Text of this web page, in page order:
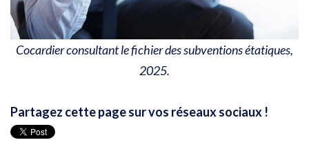
Cocardier consultant le fichier des subventions étatiques,
2025.
Partagez cette page sur vos réseaux sociaux !